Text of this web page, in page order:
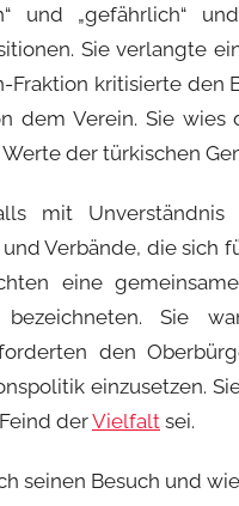
und „gefährlich“
Sie verlangte
kritisierte den
dem Verein. Sie
der türkischen
mit
Verbände, die sich
eine
bezeichneten.
den
einzusetzen.
derVielfalt sei.
seinen Besuch und